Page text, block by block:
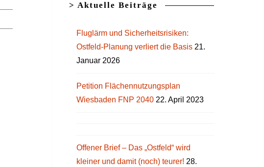
> Aktuelle Beiträge
Fluglärm und Sicherheitsrisiken:
Ostfeld-Planung verliert die Basis 21.
Januar 2026
Petition Flächennutzungsplan
Wiesbaden FNP 2040 22. April 2023
Offener Brief – Das „Ostfeld“ wird
kleiner und damit (noch) teurer! 28.